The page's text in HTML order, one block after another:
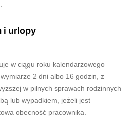
i urlopy
w ciągu roku kalendarzowego
2 dni albo 16 godzin, z
w pilnych sprawach rodzinnych
lub wypadkiem, jeżeli jest
obecność pracownika.